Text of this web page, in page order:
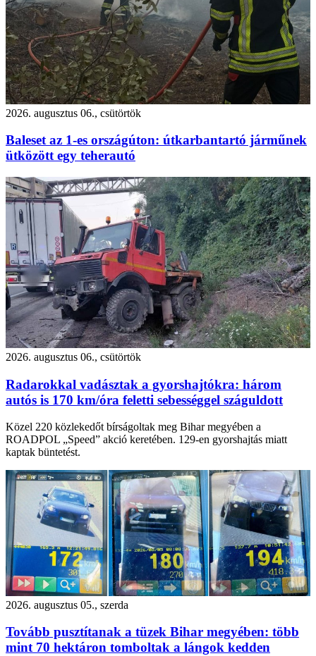
2026. augusztus 06., csütörtök
Baleset az 1-es országúton: útkarbantartó járműnek
ütközött egy teherautó
2026. augusztus 06., csütörtök
Radarokkal vadásztak a gyorshajtókra: három
autós is 170 km/óra feletti sebességgel száguldott
Közel 220 közlekedőt bírságoltak meg Bihar megyében a
ROADPOL „Speed” akció keretében. 129-en gyorshajtás miatt
kaptak büntetést.
2026. augusztus 05., szerda
Tovább pusztítanak a tüzek Bihar megyében: több
mint 70 hektáron tomboltak a lángok kedden